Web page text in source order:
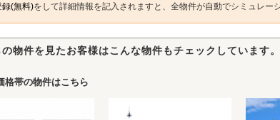
録(無料)をして詳細情報を記入されますと、全物件が自動でシミュレー
物件を見たお客様はこんな物件もチェックしています。
格帯の物件はこちら